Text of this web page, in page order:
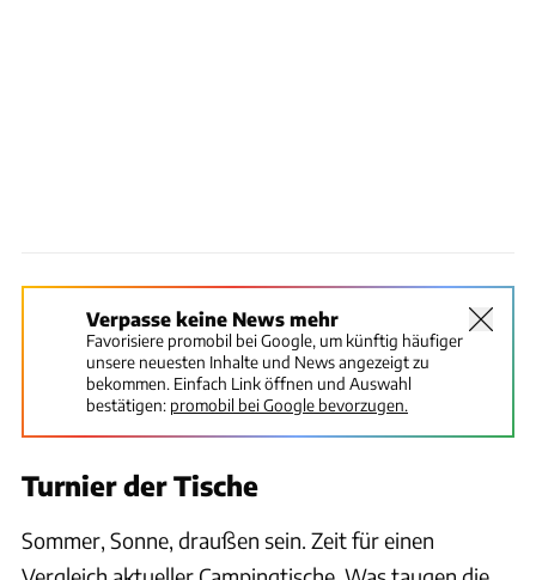
Verpasse keine News mehr
Favorisiere promobil bei Google, um künftig häufiger
unsere neuesten Inhalte und News angezeigt zu
bekommen. Einfach Link öffnen und Auswahl
bestätigen: promobil bei Google bevorzugen.
Turnier der Tische
Sommer, Sonne, draußen sein. Zeit für einen